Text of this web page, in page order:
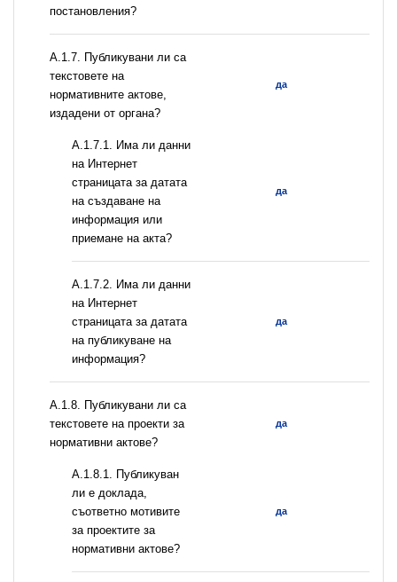
постановления?
А.1.7. Публикувани ли са
текстовете на
нормативните актове,
издадени от органа?
да
A.1.7.1. Има ли данни
на Интернет
страницата за датата
на създаване на
информация или
приемане на акта?
да
A.1.7.2. Има ли данни
на Интернет
страницата за датата
на публикуване на
информация?
да
А.1.8. Публикувани ли са
текстовете на проекти за
нормативни актове?
да
А.1.8.1. Публикуван
ли е доклада,
съответно мотивите
за проектите за
нормативни актове?
да